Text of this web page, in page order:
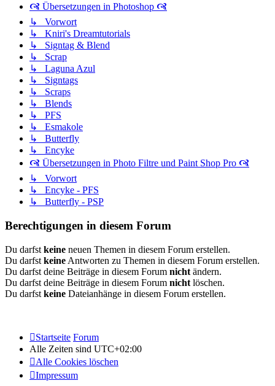
🙧 Übersetzungen in Photoshop 🙧
↳ Vorwort
↳ Kniri's Dreamtutorials
↳ Signtag & Blend
↳ Scrap
↳ Laguna Azul
↳ Signtags
↳ Scraps
↳ Blends
↳ PFS
↳ Esmakole
↳ Butterfly
↳ Encyke
🙧 Übersetzungen in Photo Filtre und Paint Shop Pro 🙧
↳ Vorwort
↳ Encyke - PFS
↳ Butterfly - PSP
Berechtigungen in diesem Forum
Du darfst keine neuen Themen in diesem Forum erstellen.
Du darfst keine Antworten zu Themen in diesem Forum erstellen.
Du darfst deine Beiträge in diesem Forum nicht ändern.
Du darfst deine Beiträge in diesem Forum nicht löschen.
Du darfst keine Dateianhänge in diesem Forum erstellen.
Startseite Forum
Alle Zeiten sind UTC+02:00
Alle Cookies löschen
Impressum